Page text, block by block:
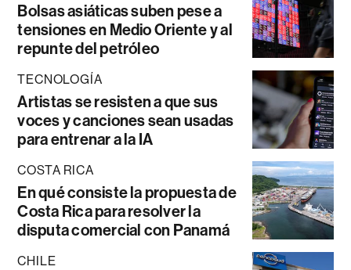
Bolsas asiáticas suben pese a
tensiones en Medio Oriente y al
repunte del petróleo
TECNOLOGÍA
Artistas se resisten a que sus
voces y canciones sean usadas
para entrenar a la IA
COSTA RICA
En qué consiste la propuesta de
Costa Rica para resolver la
disputa comercial con Panamá
CHILE